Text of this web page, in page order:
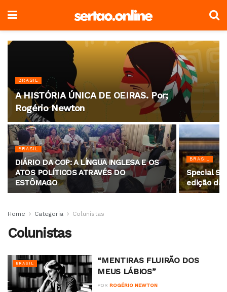
BRASIL
A HISTÓRIA ÚNICA DE OEIRAS. Por;
Rogério Newton
BRASIL
DIÁRIO DA COP: A LÍNGUA INGLESA E OS
ATOS POLÍTICOS ATRAVÉS DO
ESTÔMAGO
BRASIL
Special
edição da
Home Categoria Colunistas
Colunistas
BRASIL
“MENTIRAS FLUIRÃO DOS
MEUS LÁBIOS”
POR ROGÉRIO NEWTON